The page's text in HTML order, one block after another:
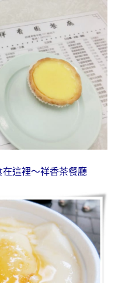
這裡～祥香茶餐廳